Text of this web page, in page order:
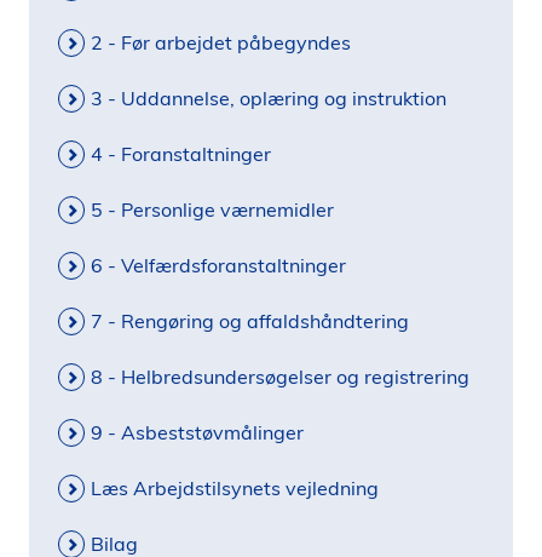
2 - Før arbejdet påbegyndes
3 - Uddannelse, oplæring og instruktion
4 - Foranstaltninger
5 - Personlige værnemidler
6 - Velfærdsforanstaltninger
7 - Rengøring og affaldshåndtering
8 - Helbredsundersøgelser og registrering
9 - Asbeststøvmålinger
Læs Arbejdstilsynets vejledning
Bilag